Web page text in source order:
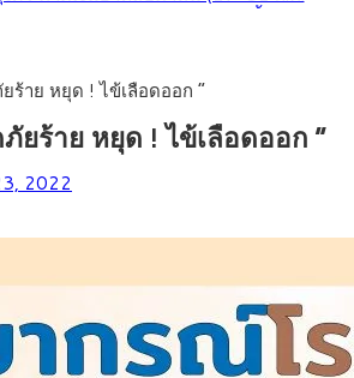
นเรล 12.54 กม. เชื่อมเมืองหาดใหญ่
เสนอทบทวนจัดสรรงบให้สอดคล้องภาระ
อมูลจ้างงานสหรัฐฯ
ติ” เปิดเครื่องยนต์เศรษฐกิจใหม่ของไทย
โครงสร้างเศรษฐกิจ ดันไทยโตเต็ม
งียบใกล้ตัวเด็ก LSD “แสตมป์เมา” ยาเสพ
กร เตือนผู้ปกครองเฝ้าระวัง หลังยึดล็อต
ร้าย หยุด ! ไข้เลือดออก “
ยร้าย หยุด ! ไข้เลือดออก “
2022